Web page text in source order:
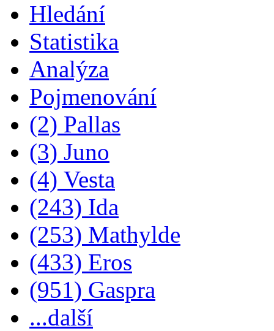
Hledání
Statistika
Analýza
Pojmenování
(2) Pallas
(3) Juno
(4) Vesta
(243) Ida
(253) Mathylde
(433) Eros
(951) Gaspra
...další